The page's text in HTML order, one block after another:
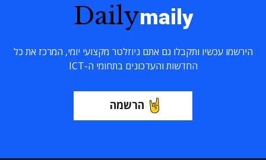
Dailymaily
הירשמו עכשיו ותקבלו גם אתם ניוזלטר מקצועי יומי, המרכז את כל
החדשות והעדכונים בתחומי ה-ICT
הרשמה